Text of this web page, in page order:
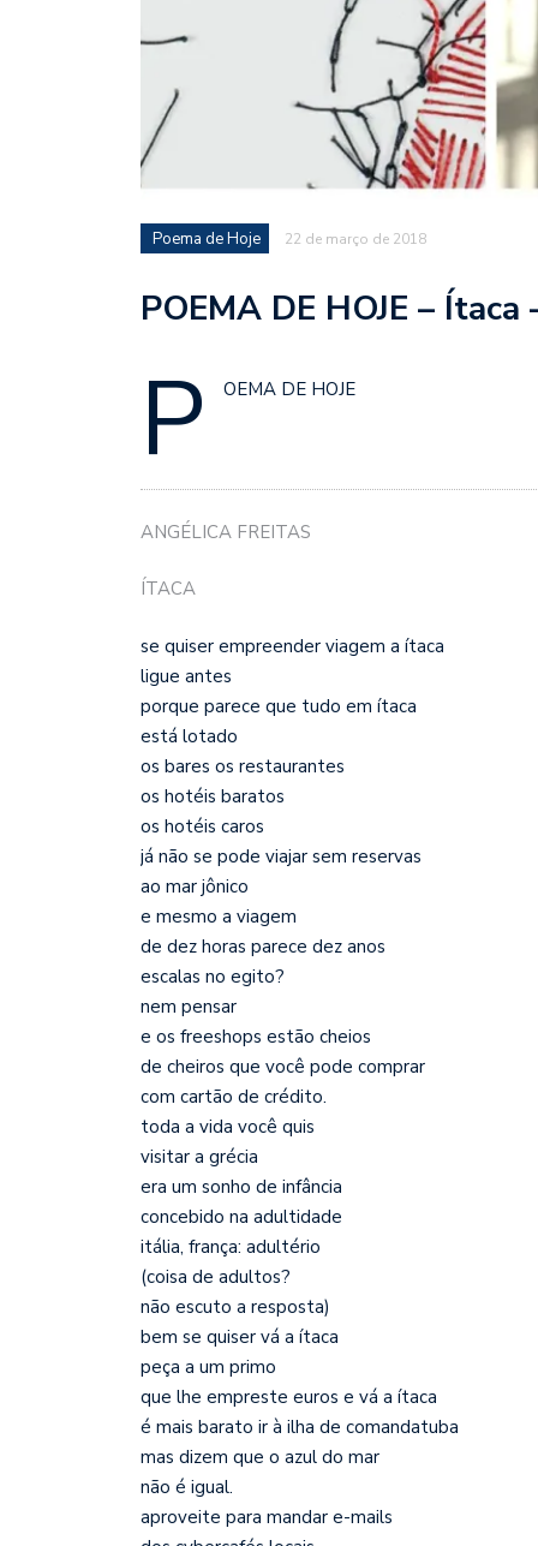
Poema de Hoje 22 de março de 2018
POEMA DE HOJE –
P OEMA DE HOJE
ANGÉLICA FREITAS
ÍTACA
se quiser empreender viagem a ítaca
ligue antes
porque parece que tudo em ítaca
está lotado
os bares os restaurantes
os hotéis baratos
os hotéis caros
já não se pode viajar sem reservas
ao mar jônico
e mesmo a viagem
de dez horas parece dez anos
escalas no egito?
nem pensar
e os freeshops estão cheios
de cheiros que você pode comprar
com cartão de crédito.
toda a vida você quis
visitar a grécia
era um sonho de infância
concebido na adultidade
itália, frança: adultério
(coisa de adultos?
não escuto a resposta)
bem se quiser vá a ítaca
peça a um primo
que lhe empreste euros e vá a ítaca
é mais barato ir à ilha de comandatuba
mas dizem que o azul do mar
não é igual.
aproveite para mandar e-mails